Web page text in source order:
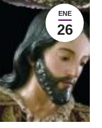
ENE
26